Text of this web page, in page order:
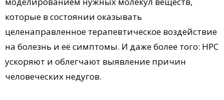
которые в состоянии оказывать
целенаправленное терапевтическое воздействие
на болезнь и её симптомы. И даже более того: HPC
ускоряют и облегчают выявление причин
человеческих недугов.